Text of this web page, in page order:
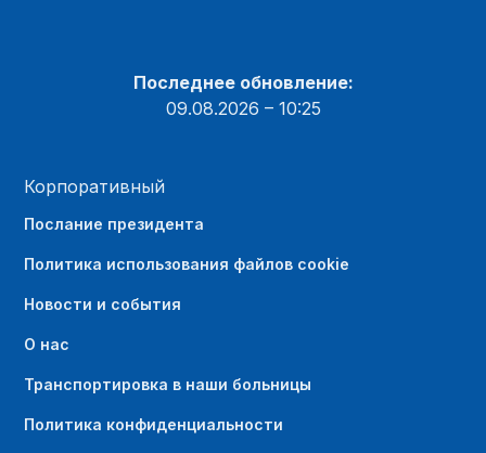
Последнее обновление:
09.08.2026 – 10:25
Корпоративный
Послание президента
Политика использования файлов cookie
Новости и события
О нас
Транспортировка в наши больницы
Политика конфиденциальности